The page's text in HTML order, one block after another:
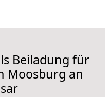
Beiladung für
Moosburg an